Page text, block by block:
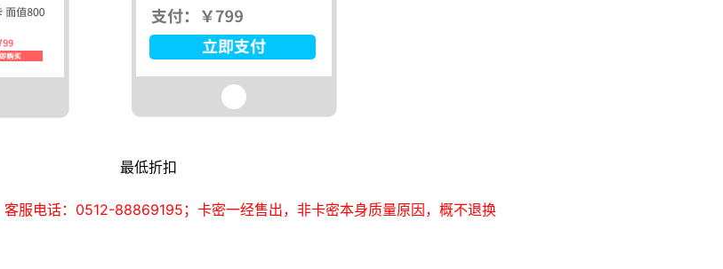
最低折扣
服电话：0512-88869195；卡密一经售出，非卡密本身质量原因，概不退换